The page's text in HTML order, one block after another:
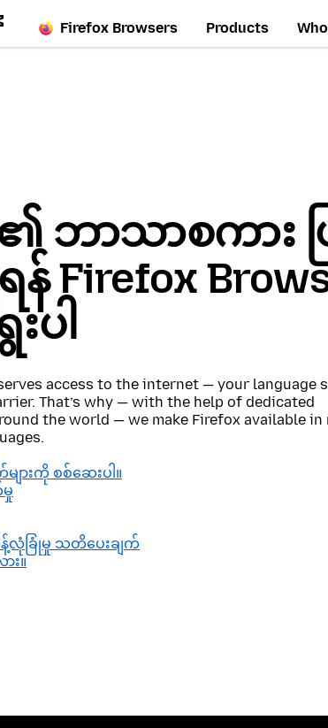
Firefox Browsers Products
ဘာသာစကား ဖ
န် Firefox
ပါ
access to the internet — your language
That’s why — with the help of dedicated
the world — we make Firefox available in
ားကို စစ်ဆေးပါ။
လုံခြုံမှု သတိပေးချက်
။